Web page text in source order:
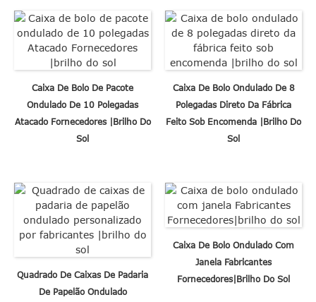
Caixa De Bolo De Pacote
Ondulado De 10 Polegadas
Atacado Fornecedores |brilho Do
Sol
Caixa De Bolo Ondulado De 8
Polegadas Direto Da Fábrica
Feito Sob Encomenda |brilho Do
Sol
Quadrado De Caixas De Padaria
De Papelão Ondulado
Caixa De Bolo Ondulado Com
Janela Fabricantes
Fornecedores|brilho Do Sol